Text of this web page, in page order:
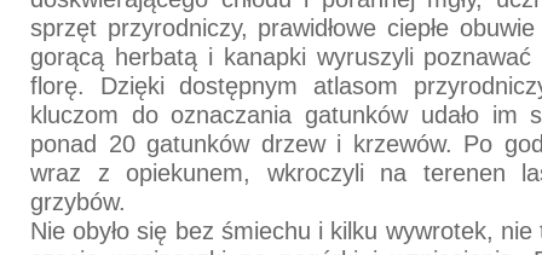
sprzęt przyrodniczy, prawidłowe ciepłe
gorącą herbatą i kanapki wyruszyli
florę. Dzięki dostępnym atlasom
kluczom do oznaczania gatunków udało im
ponad 20 gatunków drzew i krzewów. Po
wraz z opiekunem, wkroczyli na terenen
grzybów.
Nie obyło się bez śmiechu i kilku wywrotek,